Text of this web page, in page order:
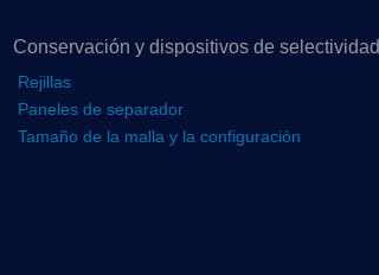
Conservación y dispositivos de selectividad
Rejillas
Paneles de separador
Tamaño de la malla y la configuración